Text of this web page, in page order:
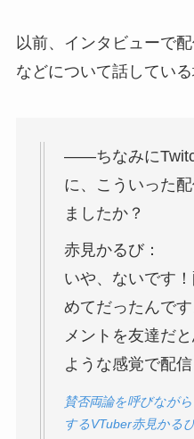
以前、インタビューで
などについて話している
――ちなみに
に、こういった
ましたか？
赤見かるび：
いや、ないです
めてだったんで
メントを友達だ
ような感覚で配信
賛否両論を呼びなが
するVTuber赤見かる